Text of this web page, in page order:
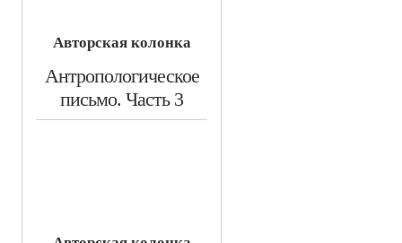
Авторская колонка
​Антропологическое
письмо. Часть 3